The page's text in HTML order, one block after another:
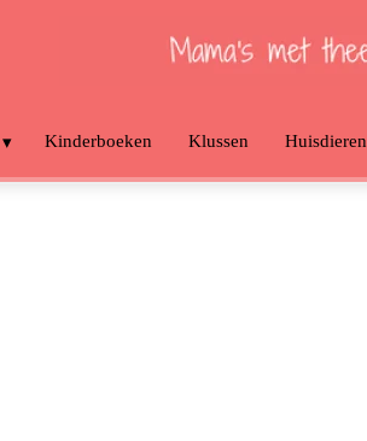
Kinderboeken Klussen Huisdieren